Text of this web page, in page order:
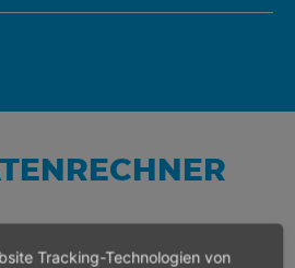
Tracking-Technologien von